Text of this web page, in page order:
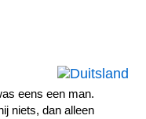
eens een man.
niets, dan alleen